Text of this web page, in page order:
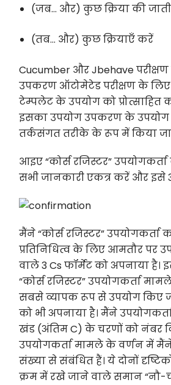
(जब… और) कुछ क्रिया की
(तब… और) कुछ क्रियाएँ करें
Cucumber और Jbehave
उपकरण ऑटोमेटेड परीक्षण के
टेम्पलेट के उपयोग को प्रोत्साहित
इसका उपयोग उपकरण के उपयोग
तर्कसंगत तरीके के रूप में किया
आइए “कोर्स रजिस्टर”
सभी जानकारी एकत्र करें और इसे
मैंने “कोर्स रजिस्टर” उपयोगकर्ता
प्रतिनिधित्व के लिए आमतौर पर
वाले 3 Cs फॉर्मेट को अपनाया है।
“कोर्स रजिस्टर” उपयोगकर्ता
सबसे व्यापक रूप से उपयोग किए
को भी अपनाया है। मैंने
खंड (अंतिम C) के चरणों को नंबर
उपयोगकर्ता मामले के वर्णन में
संख्या से संबंधित हैं। ये दोनों
क्रम में रखे जाने वाले समान “नौ-